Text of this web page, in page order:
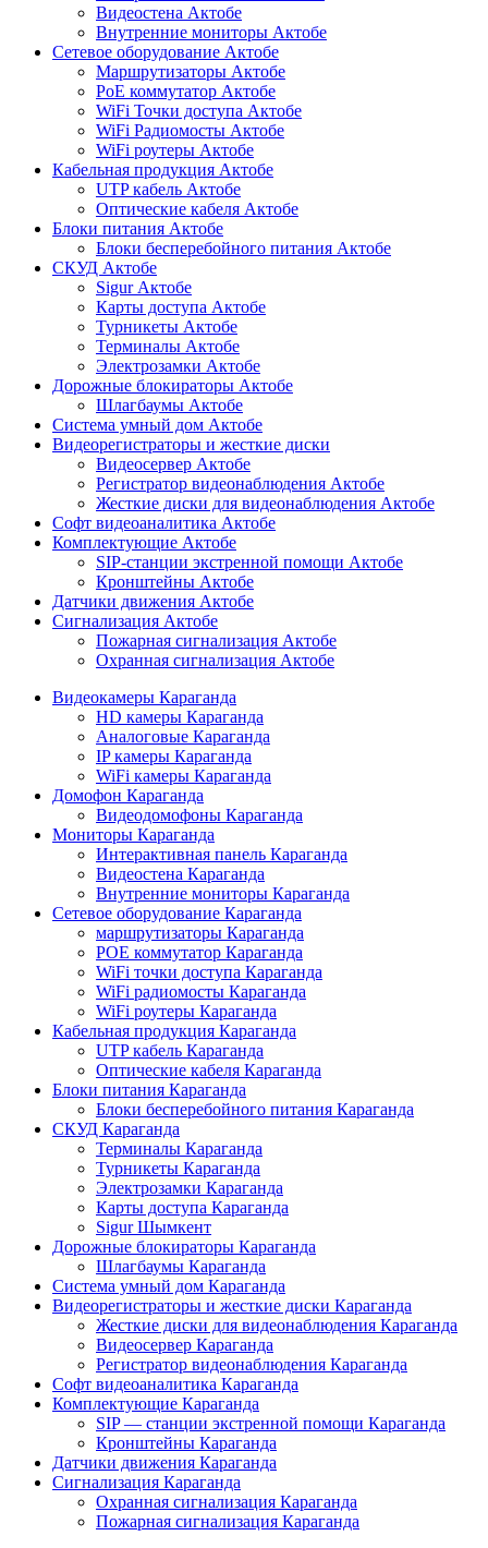
Видеостена Актобе
Внутренние мониторы Актобе
Сетевое оборудование Актобе
Маршрутизаторы Актобе
PoE коммутатор Актобе
WiFi Точки доступа Актобе
WiFi Радиомосты Актобе
WiFi роутеры Актобе
Кабельная продукция Актобе
UTP кабель Актобе
Оптические кабеля Актобе
Блоки питания Актобе
Блоки бесперебойного питания Актобе
СКУД Актобе
Sigur Актобе
Карты доступа Актобе
Турникеты Актобе
Терминалы Актобе
Электрозамки Актобе
Дорожные блокираторы Актобе
Шлагбаумы Актобе
Система умный дом Актобе
Видеорегистраторы и жесткие диски
Видеосервер Актобе
Регистратор видеонаблюдения Актобе
Жесткие диски для видеонаблюдения Актобе
Софт видеоаналитика Актобе
Комплектующие Актобе
SIP-станции экстренной помощи Актобе
Кронштейны Актобе
Датчики движения Актобе
Сигнализация Актобе
Пожарная сигнализация Актобе
Охранная сигнализация Актобе
Видеокамеры Караганда
HD камеры Караганда
Аналоговые Караганда
IP камеры Караганда
WiFi камеры Караганда
Домофон Караганда
Видеодомофоны Караганда
Мониторы Караганда
Интерактивная панель Караганда
Видеостена Караганда
Внутренние мониторы Караганда
Сетевое оборудование Караганда
маршрутизаторы Караганда
POE коммутатор Караганда
WiFi точки доступа Караганда
WiFi радиомосты Караганда
WiFi роутеры Караганда
Кабельная продукция Караганда
UTP кабель Караганда
Оптические кабеля Караганда
Блоки питания Караганда
Блоки бесперебойного питания Караганда
СКУД Караганда
Терминалы Караганда
Турникеты Караганда
Электрозамки Караганда
Карты доступа Караганда
Sigur Шымкент
Дорожные блокираторы Караганда
Шлагбаумы Караганда
Система умный дом Караганда
Видеорегистраторы и жесткие диски Караганда
Жесткие диски для видеонаблюдения Караганда
Видеосервер Караганда
Регистратор видеонаблюдения Караганда
Софт видеоаналитика Караганда
Комплектующие Караганда
SIP — станции экстренной помощи Караганда
Кронштейны Караганда
Датчики движения Караганда
Сигнализация Караганда
Охранная сигнализация Караганда
Пожарная сигнализация Караганда